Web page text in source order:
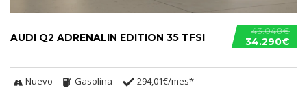
43.048€
34.290€
AUDI Q2 ADRENALIN EDITION 35 TFSI
Nuevo Gasolina 294,01€/mes*